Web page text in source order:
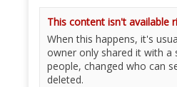
This content isn't available
When this happens, it's
owner only shared it with a
people, changed who can
deleted.